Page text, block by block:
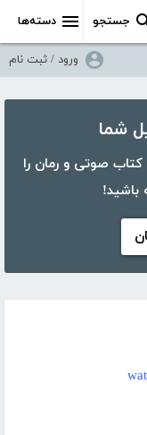
دسته‌ها جستجو
ورود / ثبت نام
بیش از ۵۰،۰۰۰ کتاب، کتاب صوتی و رمان را
باشید!